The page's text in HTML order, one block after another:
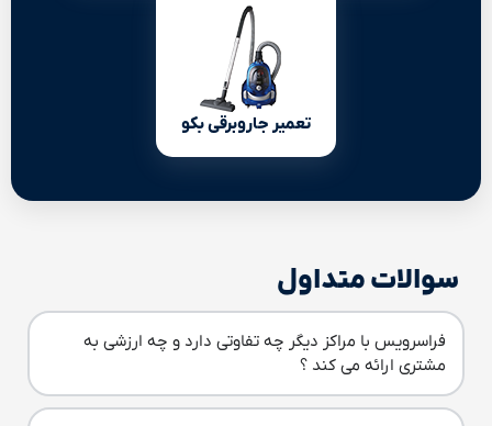
تعمیر جاروبرقی بکو
سوالات متداول
فراسرویس با مراکز دیگر چه تفاوتی دارد و چه ارزشی به
مشتری ارائه می کند ؟